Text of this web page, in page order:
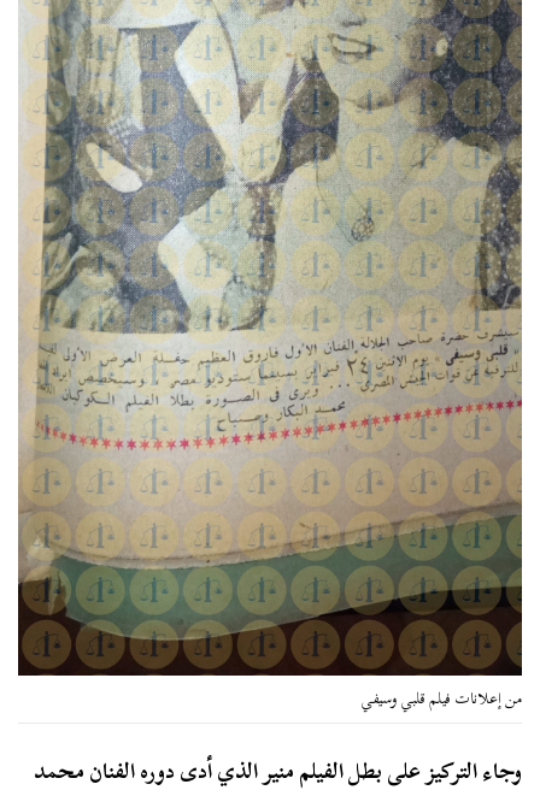
من إعلانات فيلم قلبي وسيفي
وجاء التركيز على بطل الفيلم منير الذي أدى دوره الفنان محمد